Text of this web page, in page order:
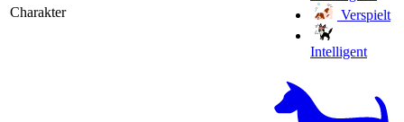
Charakter
Verspielt
Intelligent